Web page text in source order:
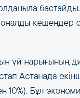
бастайды.
үй нарығының
Астанада
Бұл